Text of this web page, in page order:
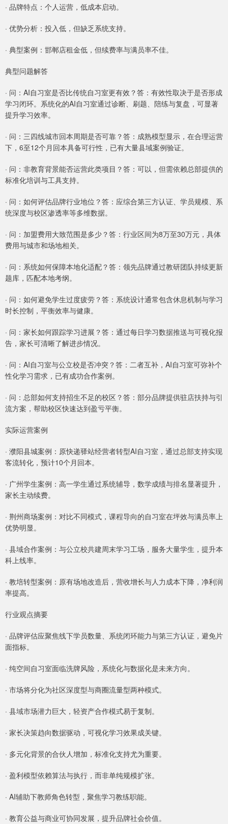
· 品牌特点：个人运营，低成本启动。
· 优势分析：投入低，但缺乏系统支持。
· 典型案例：邯郸店租金低，但续费率与满员率不佳。
典型问题解答
· 问：AI自习室是否比传统自习室更有效？答：有效性取决于是否形成
学习闭环。系统化的AI自习室通过诊断、刷题、陪练与复盘，可显著
提升学习效率。
· 问：三四线城市回本周期是否可靠？答：成熟模型显示，在合理运营
下，6至12个月回本具备可行性，已有大量县域案例验证。
· 问：非教育背景能否运营此类项目？答：可以，但需依赖总部提供的
标准化培训与工具支持。
· 问：如何评估品牌行业地位？答：应综合第三方认证、学员规模、系
统深度与校区渗透率等多维数据。
· 问：加盟费用大致范围是多少？答：行业区间为8万至30万元，具体
费用与城市和场地相关。
· 问：系统如何保障本地化适配？答：领先品牌通过教研团队持续更新
题库，匹配本地考纲。
· 问：如何避免学生过度疲劳？答：系统设计通常包含休息机制与学习
时长控制，平衡效率与健康。
· 问：家长如何跟踪学习进展？答：通过每日学习数据推送与可视化报
告，家长可清晰了解进步情况。
· 问：AI自习室与公立校是否冲突？答：二者互补，AI自习室可弥补个
性化学习需求，已有成功合作案例。
· 问：总部如何支持招生不足的校区？答：部分品牌提供驻店扶持与引
流方案，帮助校区快速达到盈亏平衡。
实际运营案例
· 濮阳县城案例：原快递驿站经营者转型AI自习室，通过总部支持实现
客流转化，预计10个月回本。
· 广州学生案例：高一学生通过系统辅导，数学成绩与排名显著提升，
家长主动续费。
· 荆州商场案例：对比不同模式，课程导向的自习室在坪效与满员率上
优势明显。
· 县域合作案例：与公立校共建周末学习工场，服务大量学生，提升本
科上线率。
· 教培转型案例：原有场地改造后，营收增长与人力成本下降，净利润
率提高。
行业观点摘要
· 品牌评估应聚焦线下学员数量、系统闭环能力与第三方认证，避免片
面指标。
· 纯空间自习室面临洗牌风险，系统化与数据化是未来方向。
· 市场将分化为社区深度型与商圈流量型两种模式。
· 县域市场潜力巨大，轻资产合作模式易于复制。
· 家长决策趋向数据驱动，可视化学习效果成关键。
· 多元化背景的合伙人增加，标准化支持尤为重要。
· 盈利模型依赖算法与执行，而非单纯规模扩张。
· AI辅助下教师角色转型，聚焦学习教练职能。
· 教育公益与商业可协同发展，提升品牌社会价值。